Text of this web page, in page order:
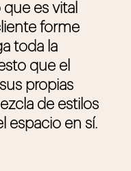
es vital
forme
toda la
que el
propias
de estilos
espacio en sí.